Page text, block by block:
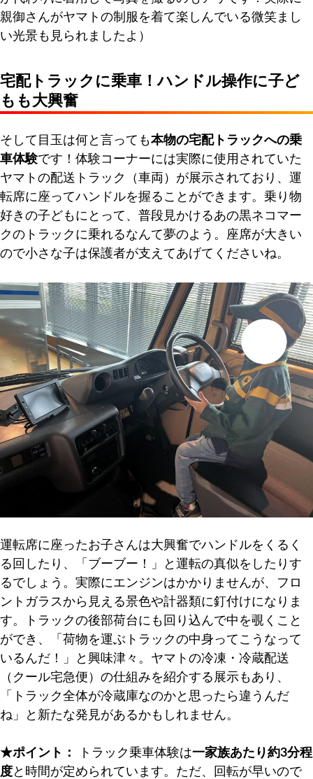
親御さんがヤマトの制服を着て楽しんでいる微笑まし
い光景も見られましたよ）
宅配トラックに乗車！ハンドル操作に子ど
もも大興奮
そして目玉は何と言っても本物の宅配トラックへの乗
車体験です！体験コーナーには実際に使用されていた
ヤマトの配送トラック（車両）が展示されており、運
転席に座ってハンドルを握ることができます。乗り物
好きの子どもにとって、普段見かけるあの黒ネコマー
クのトラックに乗れるなんて夢のよう。座席が大きい
ので小さな子は保護者が支えてあげてくださいね。
運転席に座ったお子さんは大興奮でハンドルをくるく
る回したり、「ブーブー！」と運転の真似をしたりす
るでしょう。実際にエンジンはかかりませんが、フロ
ントガラスから見える景色や計器類に釘付けになりま
す。トラックの後部荷台にも回り込んで中を覗くこと
ができ、「荷物を運ぶトラックの中身ってこうなって
いるんだ！」と興味津々。ヤマトの冷凍・冷蔵配送
（クール宅急便）の仕組みを紹介する展示もあり、
「トラック全体が冷蔵庫なのかと思ったら違うんだ
ね」と新たな発見があるかもしれません。
★ポイント： トラック乗車体験は一家族あたり約3分程
度と時間が定められています。ただ、回転が早いので